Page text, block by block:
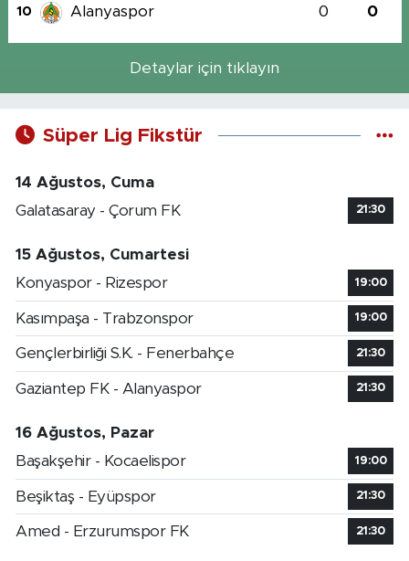
10 Alanyaspor 0 0
Detaylar için tıklayın
Süper Lig Fikstür
14 Ağustos, Cuma
Galatasaray - Çorum FK
21:30
15 Ağustos, Cumartesi
Konyaspor - Rizespor
19:00
Kasımpaşa - Trabzonspor 19:00
Gençlerbirliği S.K. - Fenerbahçe 21:30
Gaziantep FK - Alanyaspor 21:30
16 Ağustos, Pazar
Başakşehir - Kocaelispor
19:00
Beşiktaş - Eyüpspor 21:30
Amed - Erzurumspor FK 21:30